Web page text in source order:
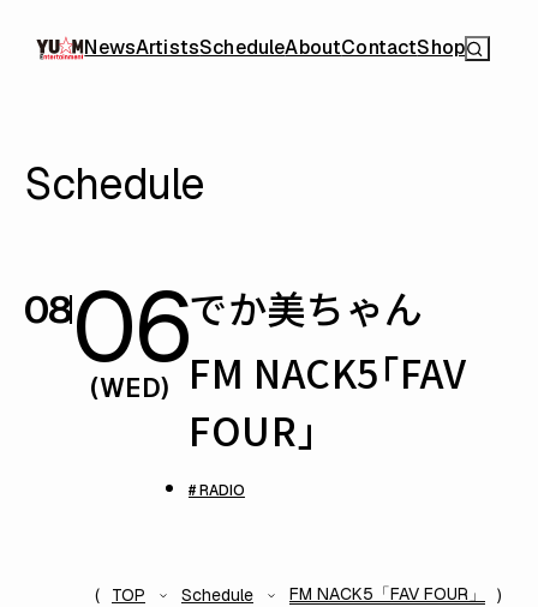
NewsArtistsScheduleAboutContactShop
Schedule
0806
(WED)
でか美ちゃん
FM NACK5「FAV
FOUR」
# RADIO
TOP Schedule FM NACK5「FAV FOUR」